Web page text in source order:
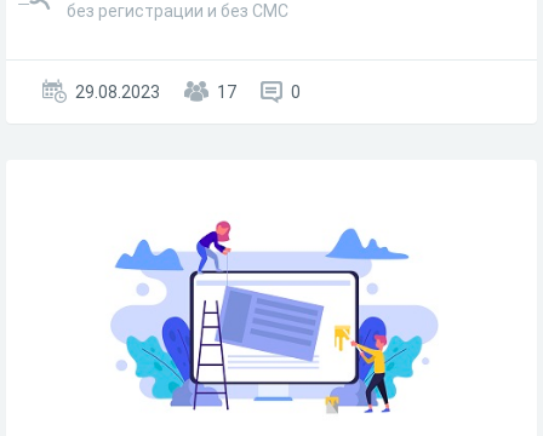
без регистрации и без СМС
29.08.2023 17 0